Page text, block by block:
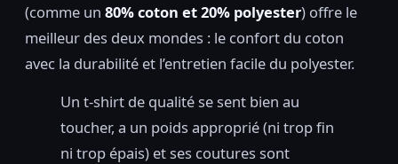
(comme un 80% coton et 20% polyester) offre le
meilleur des deux mondes : le confort du coton
avec la durabilité et l’entretien facile du polyester.
Un t-shirt de qualité se sent bien au
toucher, a un poids approprié (ni trop fin
ni trop épais) et ses coutures sont